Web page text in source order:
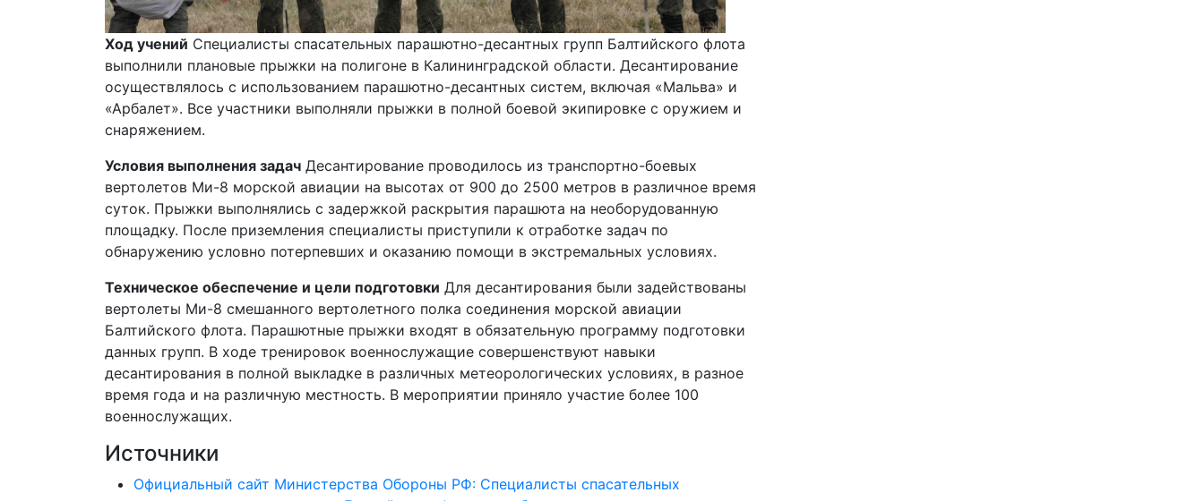
Ход учений Специалисты спасательных парашютно-десантных групп Балтийского флота
выполнили плановые прыжки на полигоне в Калининградской области. Десантирование
осуществлялось с использованием парашютно-десантных систем, включая «Мальва» и
«Арбалет». Все участники выполняли прыжки в полной боевой экипировке с оружием и
снаряжением.
Условия выполнения задач Десантирование проводилось из транспортно-боевых
вертолетов Ми-8 морской авиации на высотах от 900 до 2500 метров в различное время
суток. Прыжки выполнялись с задержкой раскрытия парашюта на необорудованную
площадку. После приземления специалисты приступили к отработке задач по
обнаружению условно потерпевших и оказанию помощи в экстремальных условиях.
Техническое обеспечение и цели подготовки Для десантирования были задействованы
вертолеты Ми-8 смешанного вертолетного полка соединения морской авиации
Балтийского флота. Парашютные прыжки входят в обязательную программу подготовки
данных групп. В ходе тренировок военнослужащие совершенствуют навыки
десантирования в полной выкладке в различных метеорологических условиях, в разное
время года и на различную местность. В мероприятии приняло участие более 100
военнослужащих.
Источники
Официальный сайт Министерства Обороны РФ: Специалисты спасательных